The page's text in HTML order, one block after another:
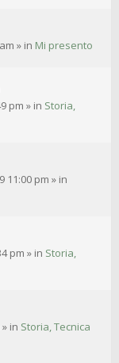
» in Mi presento
pm » in Storia,
11:00 pm » in
pm » in Storia,
» in Storia, Tecnica